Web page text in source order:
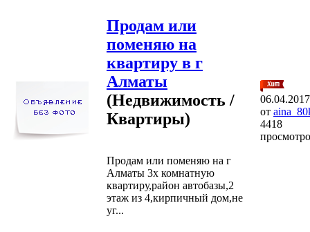
Продам или
поменяю на
квартиру в г
Алматы
(Недвижимость /
Квартиры)
Продам или поменяю на г
Алматы 3х комнатную
квартиру,район автобазы,2
этаж из 4,кирпичный дом,не
уг...
06.04.2017
от
4418